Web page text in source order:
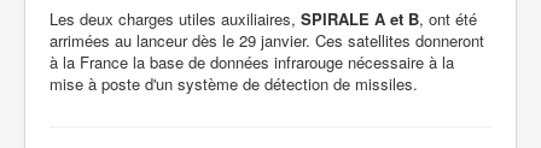
Les deux charges utiles auxiliaires, SPIRALE A et B, ont été
arrimées au lanceur dès le 29 janvier. Ces satellites donneront
à la France la base de données infrarouge nécessaire à la
mise à poste d'un système de détection de missiles.